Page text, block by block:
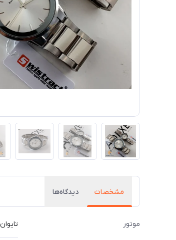
مشخصات دیدگاه‌ها
موتور تایوان